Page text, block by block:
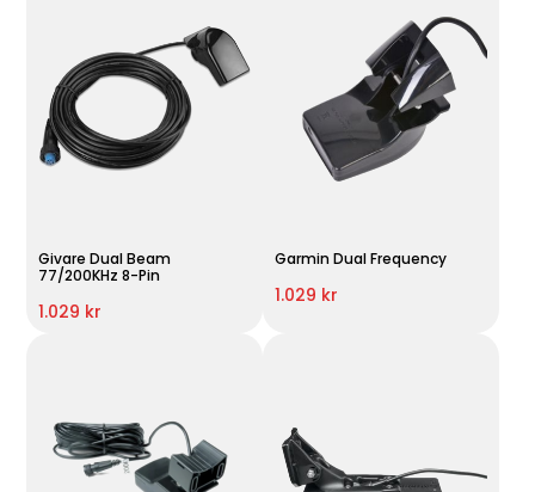
Givare Dual Beam
77/200KHz 8-Pin
1.029 kr
Garmin Dual Frequency
1.029 kr